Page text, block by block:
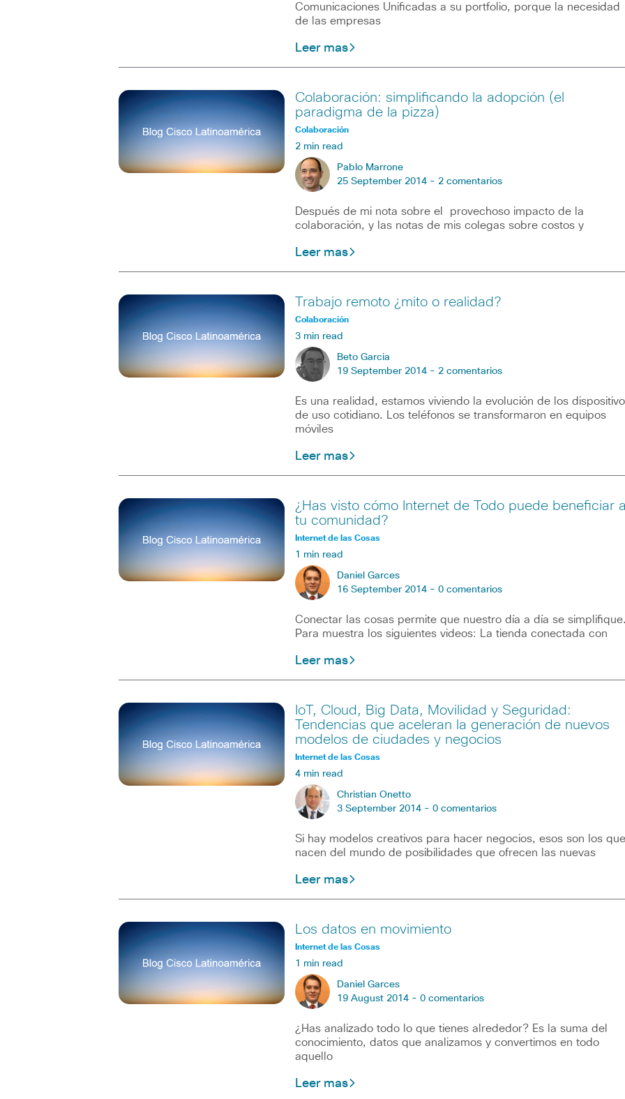
Comunicaciones Unificadas a su portfolio, porque la necesidad
de las empresas
Leer mas
Colaboración: simplificando la adopción (el
paradigma de la pizza)
Colaboración
2 min read
Pablo Marrone
25 September 2014 - 2 comentarios
Después de mi nota sobre el provechoso impacto de la
colaboración, y las notas de mis colegas sobre costos y
Leer mas
Trabajo remoto ¿mito o realidad?
Colaboración
3 min read
Beto Garcia
19 September 2014 - 2 comentarios
Es una realidad, estamos viviendo la evolución de los
de uso cotidiano. Los teléfonos se transformaron en equipos
móviles
Leer mas
¿Has visto cómo Internet de Todo puede beneficiar
tu comunidad?
Internet de las Cosas
1 min read
Daniel Garces
16 September 2014 - 0 comentarios
Conectar las cosas permite que nuestro día a día se
Para muestra los siguientes videos: La tienda conectada con
Leer mas
IoT, Cloud, Big Data, Movilidad y Seguridad:
Tendencias que aceleran la generación de nuevos
modelos de ciudades y negocios
Internet de las Cosas
4 min read
Christian Onetto
3 September 2014 - 0 comentarios
Si hay modelos creativos para hacer negocios, esos son los que
nacen del mundo de posibilidades que ofrecen las nuevas
Leer mas
Los datos en movimiento
Internet de las Cosas
1 min read
Daniel Garces
19 August 2014 - 0 comentarios
¿Has analizado todo lo que tienes alrededor? Es la suma del
conocimiento, datos que analizamos y convertimos en todo
aquello
Leer mas